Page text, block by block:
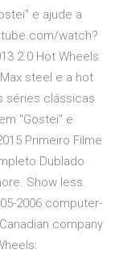
e ajude a
watch?
2.0 Hot Wheels
steel e a hot
séries clássicas
"Gostei" e
Primeiro Filme
Dublado
Show less.
2006 computer-
company